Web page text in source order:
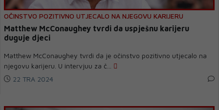
OČINSTVO POZITIVNO UTJECALO NA NJEGOVU KARIJERU
Matthew McConaughey tvrdi da uspješnu karijeru
duguje djeci
Matthew McConaughey tvrdi da je očinstvo pozitivno utjecalo na
njegovu karijeru. U intervjuu za č...
22 TRA 2024